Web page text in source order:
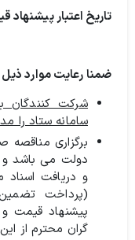
تاریخ اعتبار پیشنهاد قیمت: ۳۰/۰۷/
ضمنا رعایت موارد
شرکت کنندگان
سامانه ستاد را
برگزاری مناقصه
دولت می باشد و
و دریافت
(پرداخت
پیشنهاد قیمت
گران محترم از